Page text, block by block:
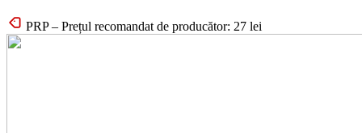
PRP – Prețul recomandat de producător: 27 lei